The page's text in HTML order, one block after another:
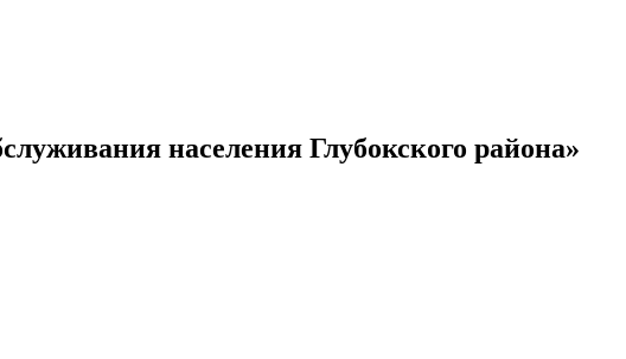
населения Глубокского района»